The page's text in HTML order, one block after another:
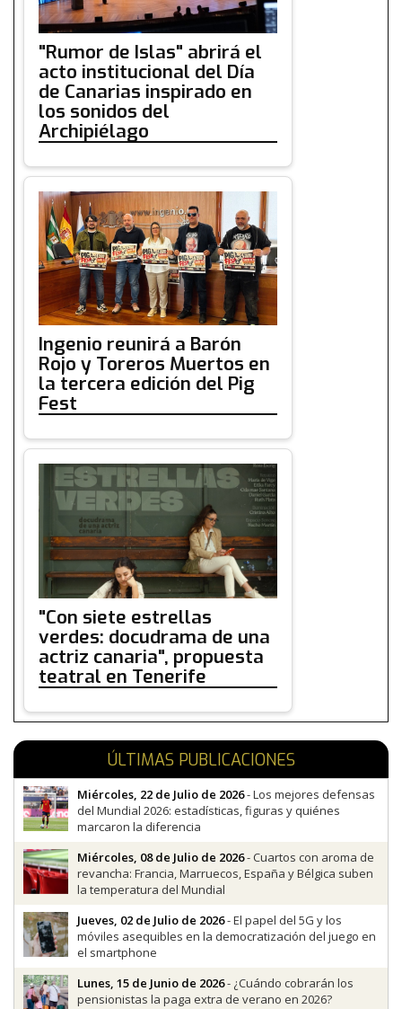
"Rumor de Islas" abrirá el
acto institucional del Día
de Canarias inspirado en
los sonidos del
Archipiélago
Ingenio reunirá a Barón
Rojo y Toreros Muertos en
la tercera edición del Pig
Fest
"Con siete estrellas
verdes: docudrama de una
actriz canaria", propuesta
teatral en Tenerife
ÚLTIMAS PUBLICACIONES
Miércoles, 22 de Julio de 2026- Los mejores defensas
del Mundial 2026: estadísticas, figuras y quiénes
marcaron la diferencia
Miércoles, 08 de Julio de 2026- Cuartos con aroma de
revancha: Francia, Marruecos, España y Bélgica suben
la temperatura del Mundial
Jueves, 02 de Julio de 2026- El papel del 5G y los
móviles asequibles en la democratización del juego en
el smartphone
Lunes, 15 de Junio de 2026- ¿Cuándo cobrarán los
pensionistas la paga extra de verano en 2026?